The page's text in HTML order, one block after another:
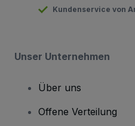
Kundenservice von
Unser Unternehmen
Über uns
Offene Verteilung